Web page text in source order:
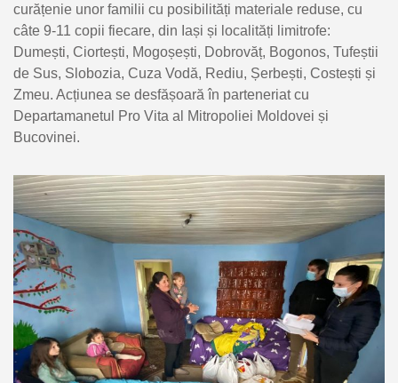
curățenie unor familii cu posibilități materiale reduse, cu
câte 9-11 copii fiecare, din Iași și localități limitrofe:
Dumești, Ciortești, Mogoșești, Dobrovăț, Bogonos, Tufeștii
de Sus, Slobozia, Cuza Vodă, Rediu, Șerbești, Costești și
Zmeu. Acțiunea se desfășoară în parteneriat cu
Departamanetul Pro Vita al Mitropoliei Moldovei și
Bucovinei.